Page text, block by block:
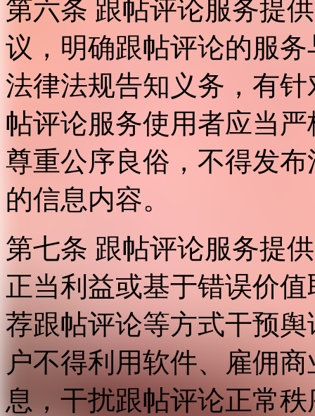
第六条 跟帖评论服务提
议，明确跟帖评论的服
法律法规告知义务，有
帖评论服务使用者应当
尊重公序良俗，不得发
的信息内容。
第七条 跟帖评论服务提
正当利益或基于错误价
荐跟帖评论等方式干预
户不得利用软件、雇佣
息，干扰跟帖评论正常